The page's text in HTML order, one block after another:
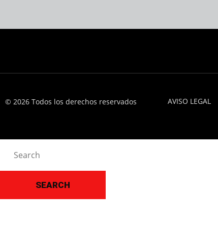
© 2026 Todos los derechos reservados AVISO LEGAL
SEARCH